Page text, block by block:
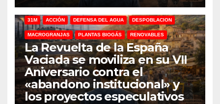
31M ACCIÓN DEFENSA DEL AGUA DESPOBLACION
MACROGRANJAS PLANTAS BIOGÁS RENOVABLES
La Revuelta de la España
Vaciada se moviliza en su VII
Aniversario contra el
«abandono institucional» y
los proyectos especulativos